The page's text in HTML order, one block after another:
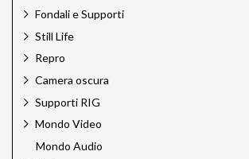
Fondali e Supporti
Still Life
Repro
Camera oscura
Supporti RIG
Mondo Video
Mondo Audio